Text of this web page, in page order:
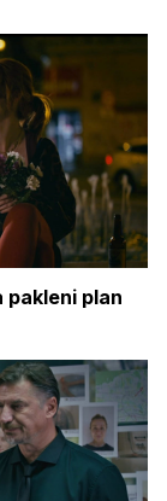
pakleni plan